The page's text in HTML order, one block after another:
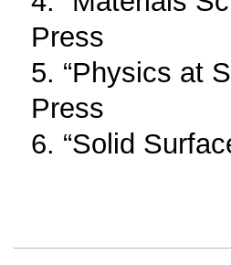
Press
5. “Physics at
Press
6. “Solid